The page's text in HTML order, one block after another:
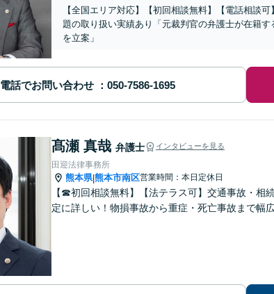
【全国エリア対応】【初回相談無料】【電話相談
題の取り扱い実績あり「元裁判官の弁護士が在籍
を立案」
電話でお問い合わせ
髙瀬 真哉 弁護士 インタビューを見る
田迎法律事務所
熊本県|熊本市南区営業時間：本日定休日
【☎︎初回相談無料】【法テラス可】交通事故・相
定に詳しい！物損事故から重症・死亡事故まで幅